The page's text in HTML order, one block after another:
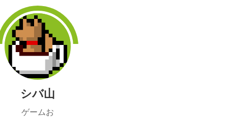
シバ山
ゲームお